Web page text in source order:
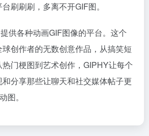
刷刷刷，多离不开GIF图。
供各种动画GIF图像的平台。这个
创作者的无数创意作品，从搞笑短
门梗图到艺术创作，GIPHY让每个
分享那些让聊天和社交媒体帖子更
图。